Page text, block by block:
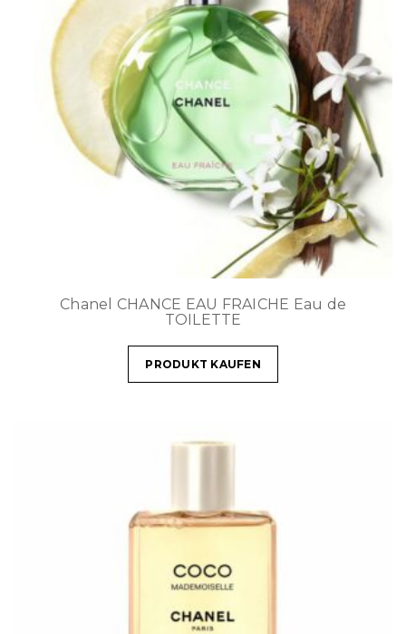
Chanel CHANCE EAU FRAICHE Eau de
TOILETTE
PRODUKT KAUFEN